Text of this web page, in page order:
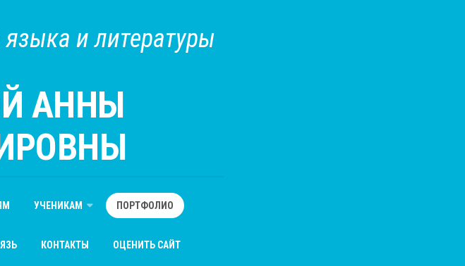
языка и литературы
АННЫ
УЧЕНИКАМ ПОРТФОЛИО
КОНТАКТЫ ОЦЕНИТЬ САЙТ